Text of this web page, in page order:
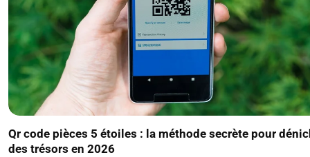
Qr code pièces 5 étoiles : la méthode secrète pour
des trésors en 2026